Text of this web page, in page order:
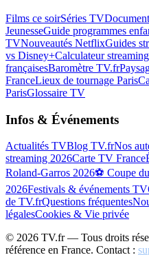
Films ce soirSéries TV
JeunesseGuide programmes
TVNouveautés NetflixGuides
vs Disney+Calculateur streaming
françaisesBaromètre TV.fr
FranceLieux de tournage Paris
ParisGlossaire TV
Infos & Événements
Actualités TVBlog TV.frNos
streaming 2026Carte TV France
Roland-Garros 2026⚽ Coupe
2026Festivals & événements TV
de TV.frQuestions fréquentes
légalesCookies & Vie privée
© 2026 TV.fr — Tous droits
référence en France. Contact :